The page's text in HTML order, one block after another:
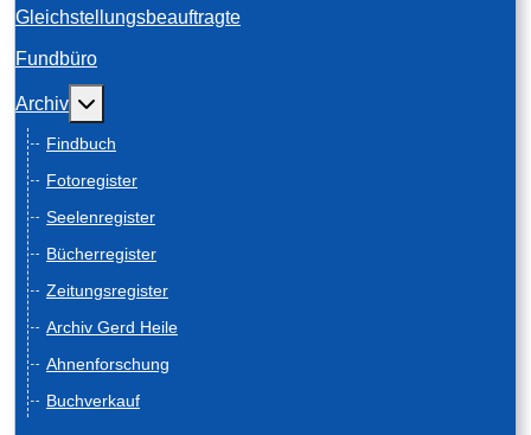
Gleichstellungsbeauftragte
Fundbüro
Archiv Weitere Informationen: Archiv
Findbuch
Fotoregister
Seelenregister
Bücherregister
Zeitungsregister
Archiv Gerd Heile
Ahnenforschung
Buchverkauf